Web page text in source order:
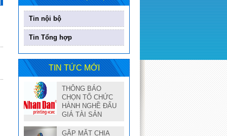
Tin nội bộ
Tin Tổng hợp
TIN TỨC MỚI
THÔNG BÁO
CHỌN TỔ CHỨC
HÀNH NGHỀ ĐẤU
GIÁ TÀI SẢN
GẶP MẶT CHIA